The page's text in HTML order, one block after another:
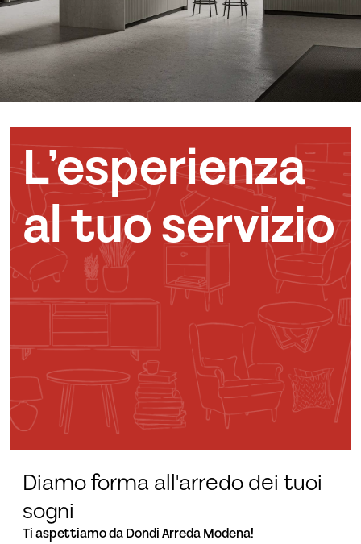
L’esperienza
al tuo servizio
Diamo forma all'arredo dei tuoi
sogni
Ti aspettiamo da Dondi Arreda Modena!